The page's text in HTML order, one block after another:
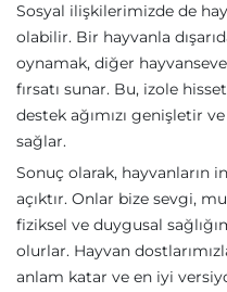
Sosyal ilişkilerimizde de
olabilir. Bir hayvanla
oynamak, diğer
fırsatı sunar. Bu, izole
destek ağımızı genişletir
sağlar.
Sonuç olarak, hayvanların
açıktır. Onlar bize sevgi,
fiziksel ve duygusal
olurlar. Hayvan
anlam katar ve en iyi